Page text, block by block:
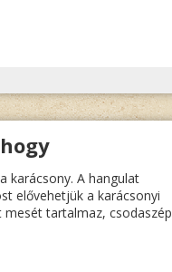
karácsony. A hangulat
elővehetjük a karácsonyi
tartalmaz, csodaszép